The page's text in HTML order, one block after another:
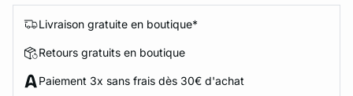
Livraison gratuite en boutique*
Retours gratuits en boutique
Paiement 3x sans frais dès 30€ d'achat